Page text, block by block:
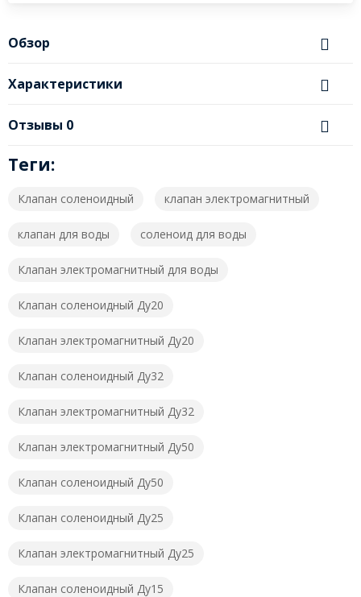
Обзор
Характеристики
Отзывы 0
Теги:
Клапан соленоидный клапан электромагнитный
клапан для воды соленоид для воды
Клапан электромагнитный для воды
Клапан соленоидный Ду20
Клапан электромагнитный Ду20
Клапан соленоидный Ду32
Клапан электромагнитный Ду32
Клапан электромагнитный Ду50
Клапан соленоидный Ду50
Клапан соленоидный Ду25
Клапан электромагнитный Ду25
Клапан соленоидный Ду15